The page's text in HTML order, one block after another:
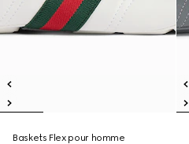
Baskets Flex pour homme